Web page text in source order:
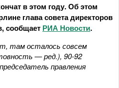
в этом году. Об этом
глава совета директоров
сообщает РИА Новости.
там осталось совсем
— ред.), 90-92
правления